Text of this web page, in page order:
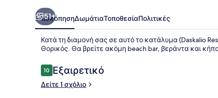
51+
ΕπισκόπησηΔωμάτιαΤοποθεσίαΠολιτικές
Κατά τη διαμονή σας σε αυτό το κατάλυμα (Daskalio
Θορικός. Θα βρείτε ακόμη beach bar, βεράντα και
Σχόλια
1010 στα 10
Εξαιρετικό
Δείτε 1 σχόλιο